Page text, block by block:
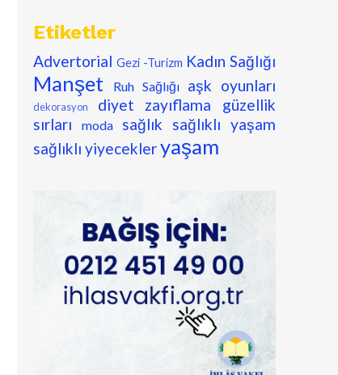
Etiketler
Advertorial Gezi -Turizm Kadın Sağlığı
Manşet Ruh Sağlığı aşk oyunları
dekorasyon diyet zayıflama
güzellik
sırları
moda sağlık
sağlıklı yaşam
sağlıklı yiyecekleryaşam